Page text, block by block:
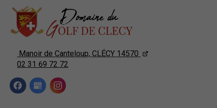
Manoir de Canteloup, CLÉCY 14570
02 31 69 72 72